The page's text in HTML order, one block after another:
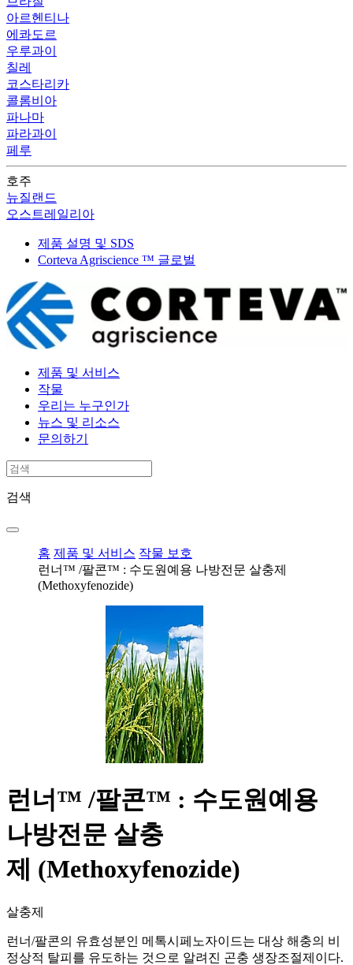
아르헨티나
에콰도르
우루과이
칠레
코스타리카
콜롬비아
파나마
파라과이
페루
호주
뉴질랜드
오스트레일리아
제품 설명 및 SDS
Corteva Agriscience ™ 글로벌
제품 및 서비스
작물
우리는 누구인가
뉴스 및 리소스
문의하기
검색
홈 제품 및 서비스 작물 보호
런너™ /팔콘™ : 수도원예용 나방전문 살충제
(Methoxyfenozide)
런너™ /팔콘™ : 수도원예용
나방전문 살충
제 (Methoxyfenozide)
살충제
런너/팔콘의 유효성분인 메톡시페노자이드는 대상 해충의 비
정상적 탈피를 유도하는 것으로 알려진 곤충 생장조절제이다.